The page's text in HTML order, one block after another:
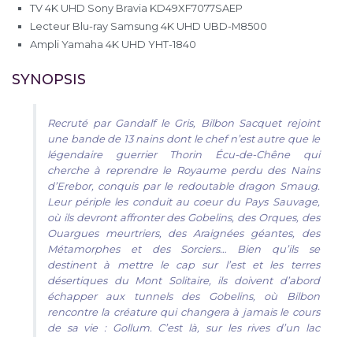
TV 4K UHD Sony Bravia KD49XF7077SAEP
Lecteur Blu-ray Samsung 4K UHD UBD-M8500
Ampli Yamaha 4K UHD YHT-1840
SYNOPSIS
Recruté par Gandalf le Gris, Bilbon Sacquet rejoint
une bande de 13 nains dont le chef n’est autre que le
légendaire guerrier Thorin Écu-de-Chêne qui
cherche à reprendre le Royaume perdu des Nains
d’Erebor, conquis par le redoutable dragon Smaug.
Leur périple les conduit au coeur du Pays Sauvage,
où ils devront affronter des Gobelins, des Orques, des
Ouargues meurtriers, des Araignées géantes, des
Métamorphes et des Sorciers… Bien qu’ils se
destinent à mettre le cap sur l’est et les terres
désertiques du Mont Solitaire, ils doivent d’abord
échapper aux tunnels des Gobelins, où Bilbon
rencontre la créature qui changera à jamais le cours
de sa vie : Gollum. C’est là, sur les rives d’un lac